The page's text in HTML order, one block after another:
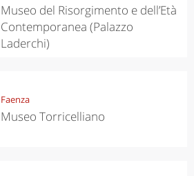
Museo del Risorgimento e dell’Età
Contemporanea (Palazzo
Laderchi)
Faenza
Museo Torricelliano